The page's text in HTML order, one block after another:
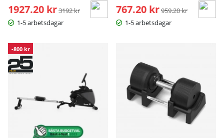
1927.20 kr Ordinarie pris:
3192 kr
1-5 arbetsdagar
767.20 kr Ordinarie pris:
959.20 kr
1-5 arbetsdagar
-800 kr